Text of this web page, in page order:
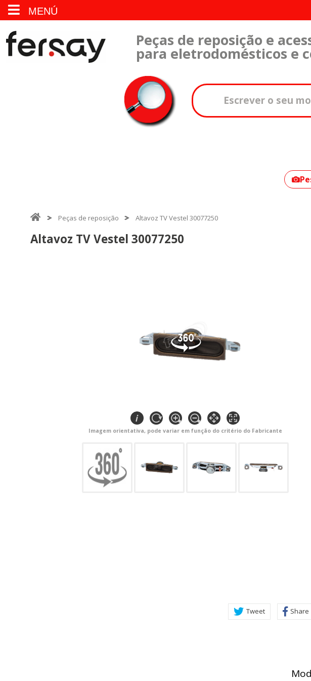
MENÚ
Peças de reposição e
para eletrodomésticos e
Peças de reposição Altavoz TV Vestel 30077250
Altavoz TV Vestel 30077250
Imagem orientativa, pode variar em função do critério do Fabricante
Tweet Share